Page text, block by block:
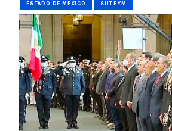
ESTADO DE MÉXICO SUTEYM